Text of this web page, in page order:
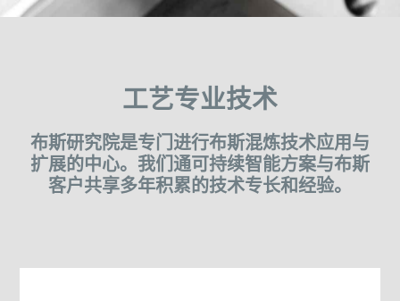
工艺专业技术
布斯研究院是专门进行布斯混炼技术应用与
扩展的中心。我们通可持续智能方案与布斯
客户共享多年积累的技术专长和经验。